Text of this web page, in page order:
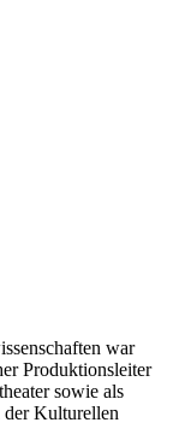
war
Produktionsleiter
sowie als
Kulturellen